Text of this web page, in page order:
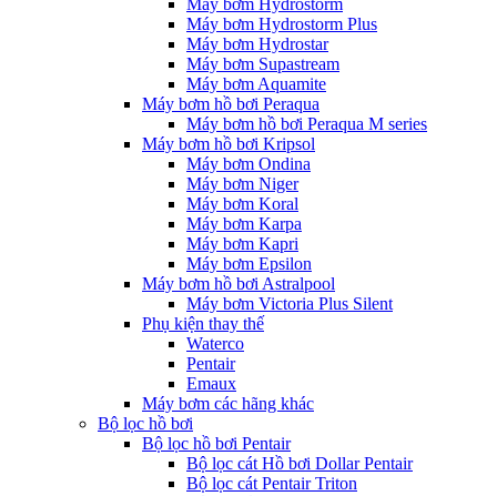
Máy bơm Hydrostorm
Máy bơm Hydrostorm Plus
Máy bơm Hydrostar
Máy bơm Supastream
Máy bơm Aquamite
Máy bơm hồ bơi Peraqua
Máy bơm hồ bơi Peraqua M series
Máy bơm hồ bơi Kripsol
Máy bơm Ondina
Máy bơm Niger
Máy bơm Koral
Máy bơm Karpa
Máy bơm Kapri
Máy bơm Epsilon
Máy bơm hồ bơi Astralpool
Máy bơm Victoria Plus Silent
Phụ kiện thay thế
Waterco
Pentair
Emaux
Máy bơm các hãng khác
Bộ lọc hồ bơi
Bộ lọc hồ bơi Pentair
Bộ lọc cát Hồ bơi Dollar Pentair
Bộ lọc cát Pentair Triton